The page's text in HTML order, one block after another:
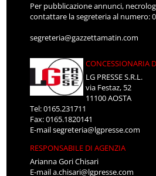
Per pubblicazione annunci,
contattare la segreteria al numero:
segreteria@gazzettamatin.com
CONCESSIONARIA
LG PRESSE S.R.L.
via Festaz, 52
11100 AOSTA
Tel: 0165.231711
Fax: 0165.1820141
E-mailsegreteria@lgpresse.com
RESPONSABILE DI AGENZIA
Arianna Gori Chisari
E-maila.chisari@lgpresse.com